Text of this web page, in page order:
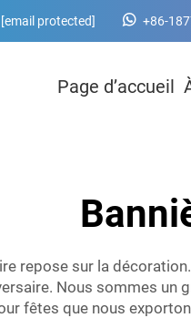
[email protected]
+86-
Page d’accueil
repose sur la
Nous sommes
fêtes que nous